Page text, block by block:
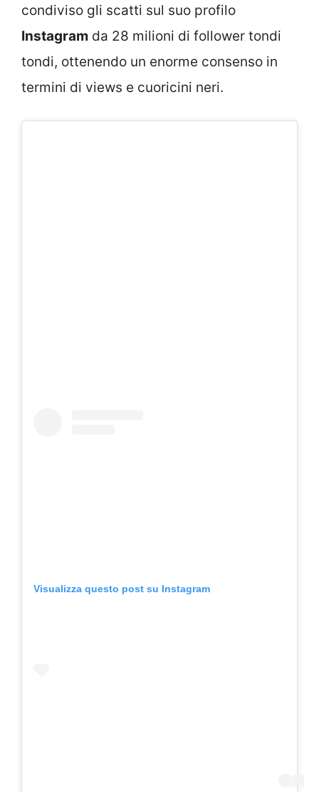
condiviso gli scatti sul suo profilo
Instagram da 28 milioni di follower tondi
tondi, ottenendo un enorme consenso in
termini di views e cuoricini neri.
Visualizza questo post su Instagram